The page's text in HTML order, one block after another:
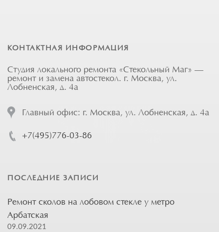
КОНТАКТНАЯ ИНФОРМАЦИЯ
Студия локального ремонта «Стекольный Маг» —
ремонт и замена автостекол. г. Москва, ул.
Лобненская, д. 4а
Главный офис: г. Москва, ул. Лобненская, д. 4а
+7(495)776-03-86
ПОСЛЕДНИЕ ЗАПИСИ
Ремонт сколов на лобовом стекле у метро
Арбатская
09.09.2021